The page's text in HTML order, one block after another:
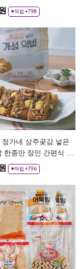
♥적립 +798
정가네 상주곶감 넣은
한종만 장인 간편식 찹
밥
♥적립 +796